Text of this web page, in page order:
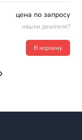
цена по запросу
нашли дешевле?
В корзину